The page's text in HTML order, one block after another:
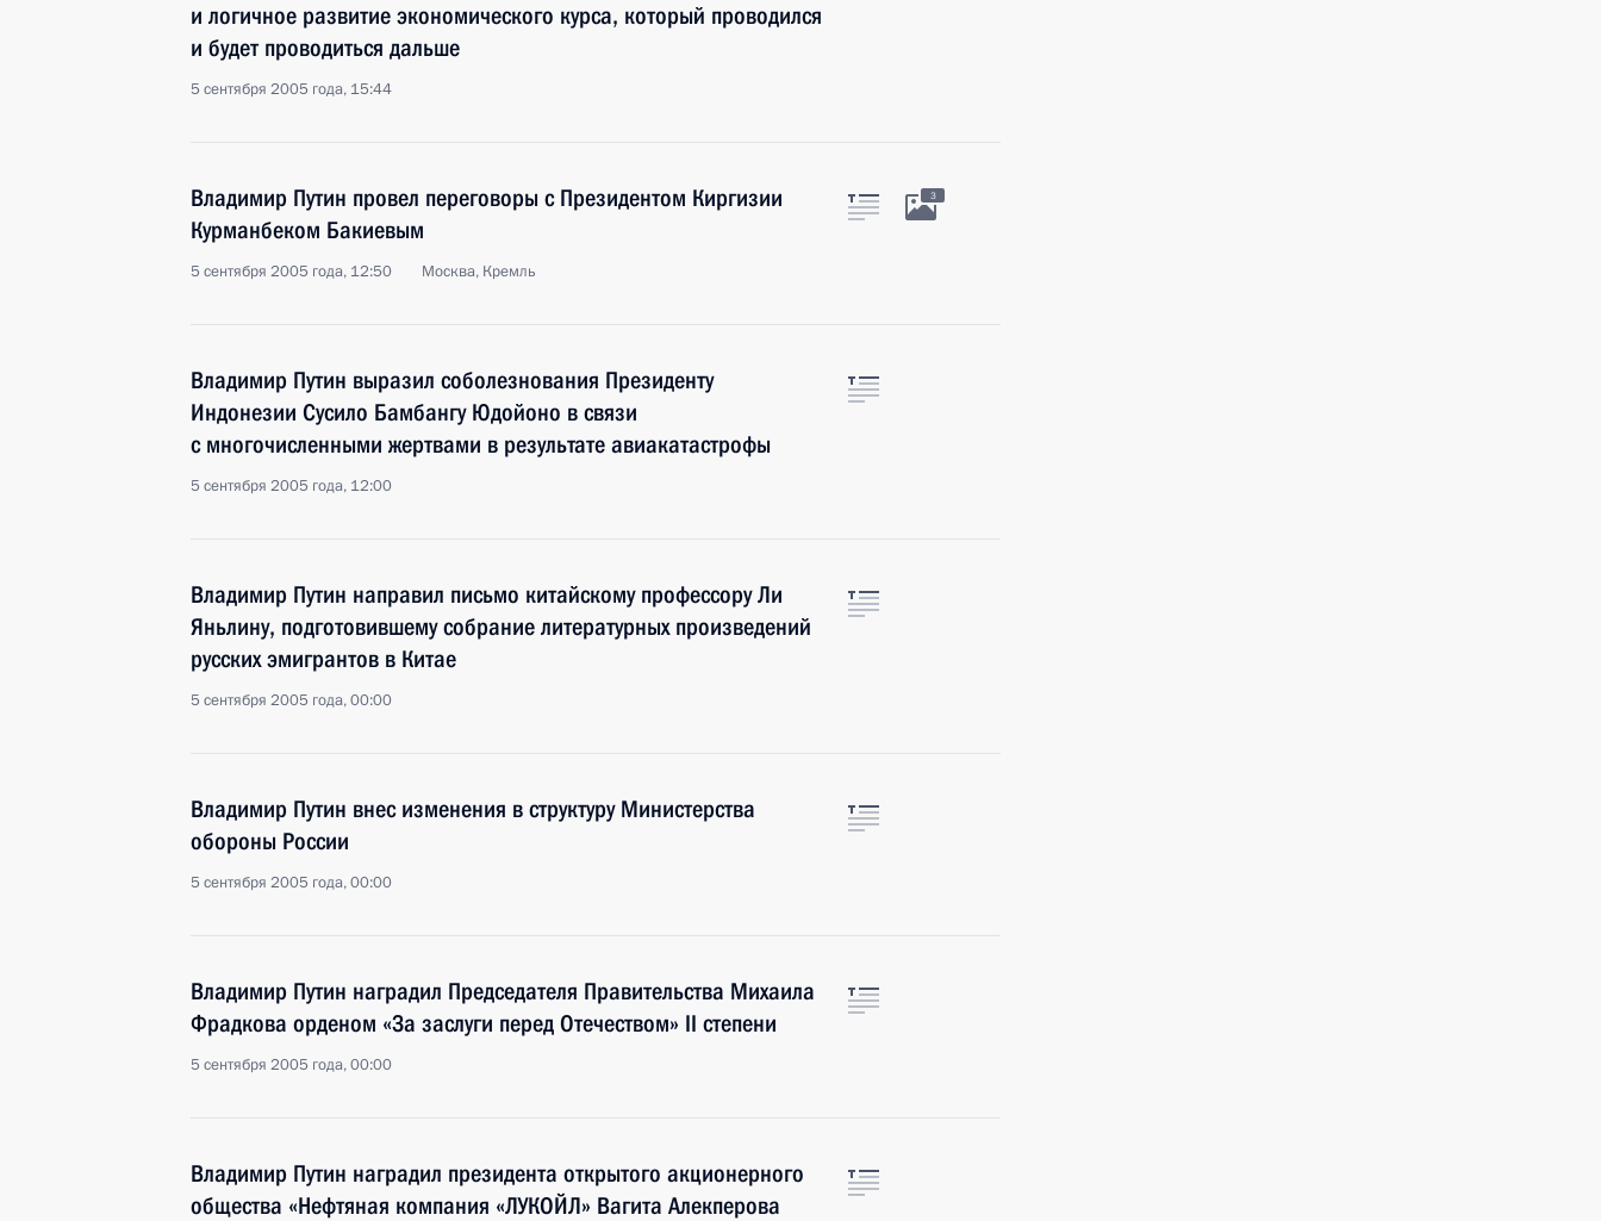
и логичное развитие экономического курса, который проводился
и будет проводиться дальше
5 сентября 2005 года, 15:44
Владимир Путин провел переговоры с Президентом Киргизии
Курманбеком Бакиевым
5 сентября 2005 года, 12:50 Москва, Кремль
3
Владимир Путин выразил соболезнования Президенту
Индонезии Сусило Бамбангу Юдойоно в связи
с многочисленными жертвами в результате авиакатастрофы
5 сентября 2005 года, 12:00
Владимир Путин направил письмо китайскому профессору Ли
Яньлину, подготовившему собрание литературных произведений
русских эмигрантов в Китае
5 сентября 2005 года, 00:00
Владимир Путин внес изменения в структуру Министерства
обороны России
5 сентября 2005 года, 00:00
Владимир Путин наградил Председателя Правительства Михаила
Фрадкова орденом «За заслуги перед Отечеством» II степени
5 сентября 2005 года, 00:00
Владимир Путин наградил президента открытого акционерного
общества «Нефтяная компания «ЛУКОЙЛ» Вагита Алекперова